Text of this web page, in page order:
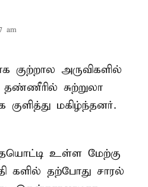
am
குற்றால அருவிகளில்
தண்ணீரில் சுற்றுலா
மகிழ்ந்தனர்.
உள்ள மேற்கு
களில் தற்போது சாரல்